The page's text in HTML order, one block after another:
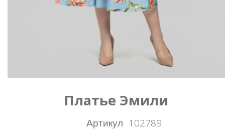
Платье Эмили
Артикул 102789